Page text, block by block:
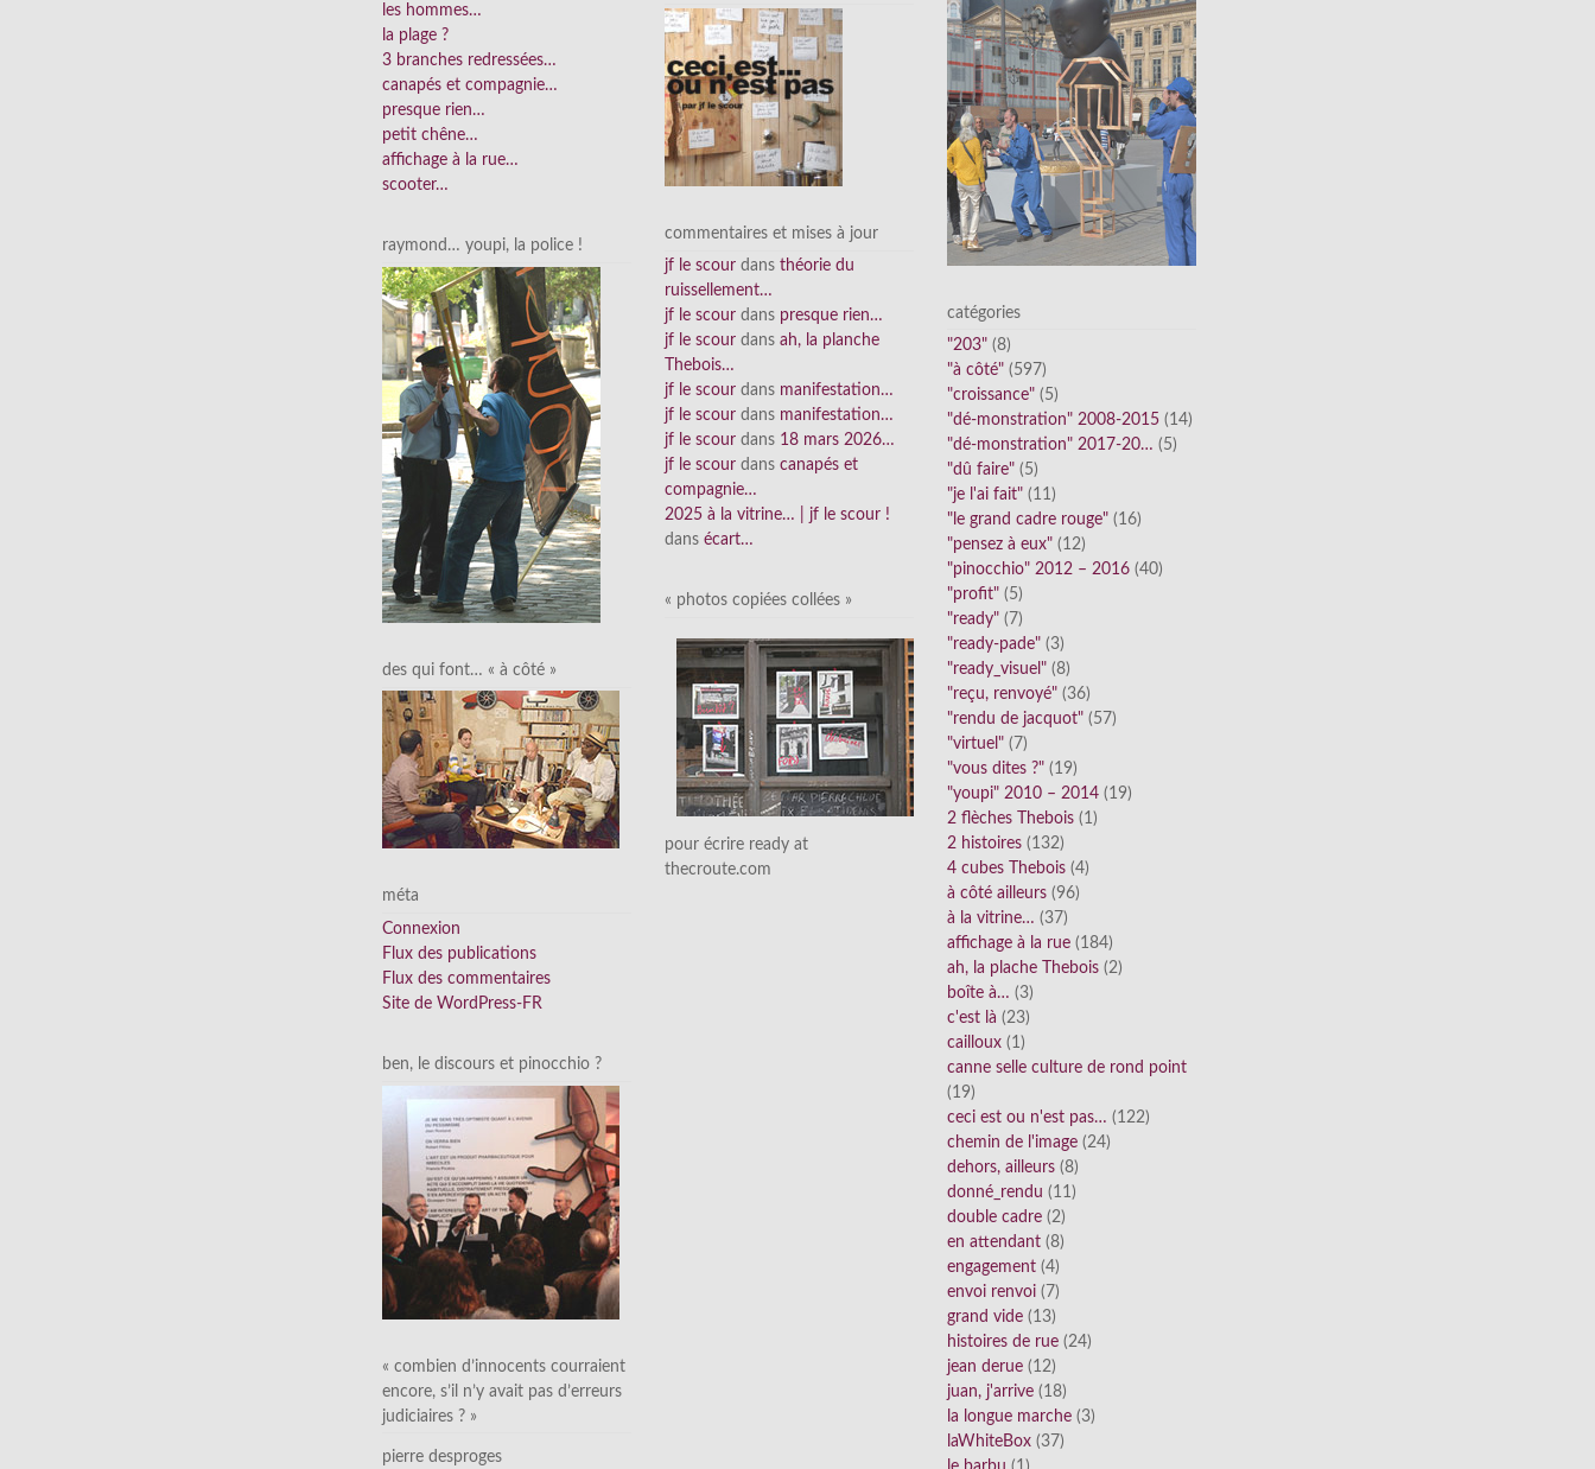
les hommes…
la plage ?
3 branches redressées…
canapés et compagnie…
presque rien…
petit chêne…
affichage à la rue…
scooter…
raymond… youpi, la police !
des qui font… « à côté »
méta
Connexion
Flux des publications
Flux des commentaires
Site de WordPress-FR
ben, le discours et pinocchio ?
« combien d’innocents courraient
encore, s’il n’y avait pas d’erreurs
judiciaires ? »
pierre desproges
commentaires et mises à jour
jf le scour dans théorie du
ruissellement…
jf le scour dans presque rien…
jf le scour dans ah, la planche
Thebois…
jf le scour dans manifestation…
jf le scour dans manifestation…
jf le scour dans 18 mars 2026…
jf le scour dans canapés et
compagnie…
2025 à la vitrine… | jf le scour !
dans écart…
« photos copiées collées »
pour écrire ready at
thecroute.com
catégories
"203" (8)
"à côté" (597)
"croissance" (5)
"dé-monstration" 2008-2015 (14)
"dé-monstration" 2017-20… (5)
"dû faire" (5)
"je l'ai fait" (11)
"le grand cadre rouge" (16)
"pensez à eux" (12)
"pinocchio" 2012 – 2016 (40)
"profit" (5)
"ready" (7)
"ready-pade" (3)
"ready_visuel" (8)
"reçu, renvoyé" (36)
"rendu de jacquot" (57)
"virtuel" (7)
"vous dites ?" (19)
"youpi" 2010 – 2014 (19)
2 flèches Thebois (1)
2 histoires (132)
4 cubes Thebois (4)
à côté ailleurs (96)
à la vitrine… (37)
affichage à la rue (184)
ah, la plache Thebois (2)
boîte à… (3)
c'est là (23)
cailloux (1)
canne selle culture de rond point
(19)
ceci est ou n'est pas… (122)
chemin de l'image (24)
dehors, ailleurs (8)
donné_rendu (11)
double cadre (2)
en attendant (8)
engagement (4)
envoi renvoi (7)
grand vide (13)
histoires de rue (24)
jean derue (12)
juan, j'arrive (18)
la longue marche (3)
laWhiteBox (37)